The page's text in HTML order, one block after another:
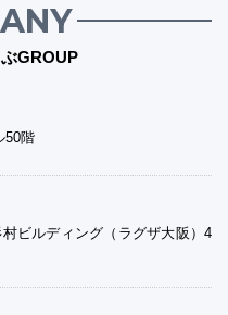
GROUP
50階
ビルディング（ラグザ大阪）4